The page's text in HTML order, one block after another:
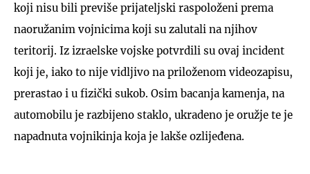
koji nisu bili previše prijateljski raspoloženi prema
naoružanim vojnicima koji su zalutali na njihov
teritorij. Iz izraelske vojske potvrdili su ovaj incident
koji je, iako to nije vidljivo na priloženom videozapisu,
prerastao i u fizički sukob. Osim bacanja kamenja, na
automobilu je razbijeno staklo, ukradeno je oružje te je
napadnuta vojnikinja koja je lakše ozlijeđena.